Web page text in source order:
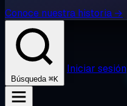
Conoce nuestra historia →
Búsqueda ⌘K
Iniciar sesión